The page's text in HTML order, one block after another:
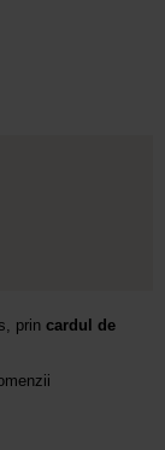
prin cardul de